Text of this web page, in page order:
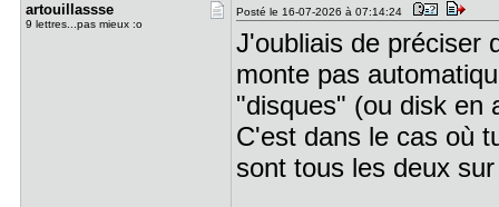
artouillas​sse
9 lettres...pas mieux :o
Posté le 16-07-2026 à 07:14:24
J'oubliais de préciser
monte pas
"disques" (ou disk en
C'est dans le cas où
sont tous les deux